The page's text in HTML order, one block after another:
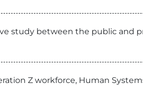
study between the public and
Z workforce, Human